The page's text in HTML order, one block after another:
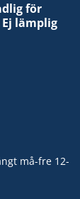
för
lämplig
må-fre 12-